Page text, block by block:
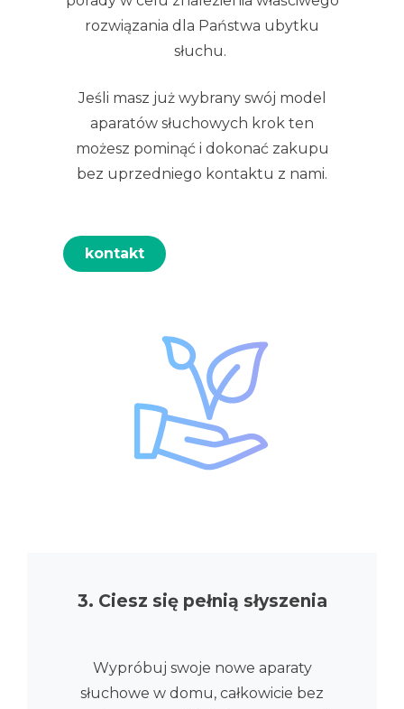
rozwiązania dla Państwa ubytku
słuchu.
Jeśli masz już wybrany swój model
aparatów słuchowych krok ten
możesz pominąć i dokonać zakupu
bez uprzedniego kontaktu z nami.
kontakt
3. Ciesz się pełnią słyszenia
Wypróbuj swoje nowe aparaty
słuchowe w domu, całkowicie bez